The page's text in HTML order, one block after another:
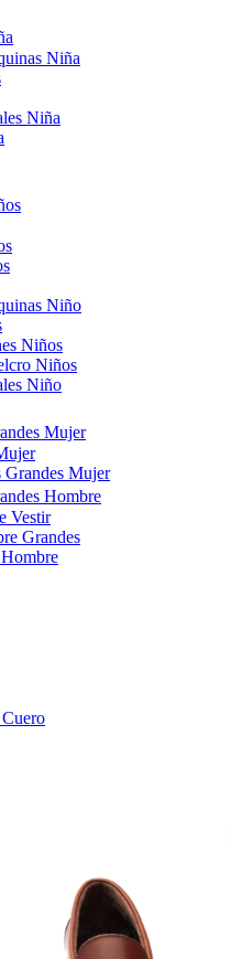
Niña
Niña
Niño
Niños
Niños
Niño
Mujer
Grandes Mujer
Hombre
Vestir
Grandes